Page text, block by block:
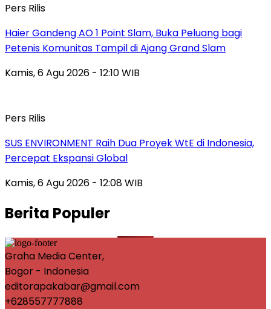
Pers Rilis
Haier Gandeng AO 1 Point Slam, Buka Peluang bagi
Petenis Komunitas Tampil di Ajang Grand Slam
Kamis, 6 Agu 2026 - 12:10 WIB
Pers Rilis
SUS ENVIRONMENT Raih Dua Proyek WtE di Indonesia,
Percepat Ekspansi Global
Kamis, 6 Agu 2026 - 12:08 WIB
Berita Populer
Graha Media Center,
Bogor - Indonesia
editorapakabar@gmail.com
+628557777888